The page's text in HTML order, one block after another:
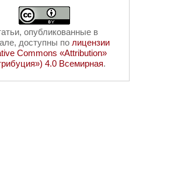
опубликованные в
доступны по лицензии
Commons «Attribution»
4.0 Всемирная.